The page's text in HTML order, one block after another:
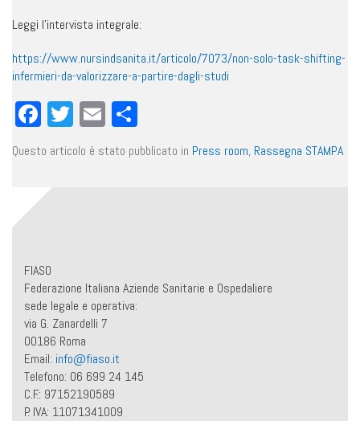
Leggi l’intervista integrale:
https://www.nursindsanita.it/articolo/7073/non-solo-task-shifting-
infermieri-da-valorizzare-a-partire-dagli-studi
Facebook
Twitter
Email
Questo articolo è stato pubblicato in Press room, Rassegna STAMPA
FIASO
Federazione Italiana Aziende Sanitarie e Ospedaliere
sede legale e operativa:
via G. Zanardelli 7
00186 Roma
Email: info@fiaso.it
Telefono: 06 699 24 145
C.F.: 97152190589
P. IVA: 11071341009